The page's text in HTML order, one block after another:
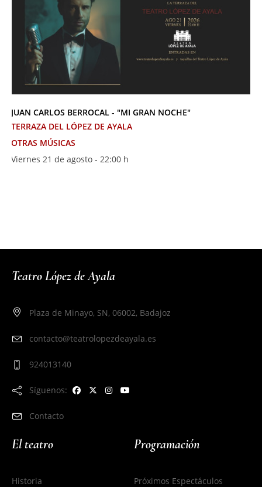
JUAN CARLOS BERROCAL - "MI GRAN NOCHE"
TERRAZA DEL LÓPEZ DE AYALA
OTRAS MÚSICAS
Viernes 21 de agosto - 22:00 h
Teatro López de Ayala
Plaza de Minayo, SN, 06002, Badajoz
contacto@teatrolopezdeayala.es
924013140
Síguenos:
Contacto
El teatro
Historia
Programación
Próximos Espectáculos